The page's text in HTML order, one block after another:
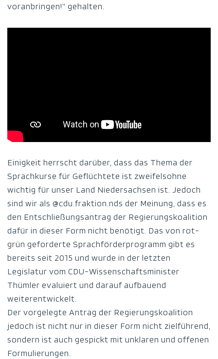
voranbringen!“ gehalten.
Einigkeit herrscht darüber, dass das Thema der
Sprachkurse für Geflüchtete ist zweifelsohne
wichtig für unser Land Niedersachsen ist. Jedoch
sind wir als @cdu.fraktion.nds der Meinung, dass es
den Entschließungsantrag der Regierungskoalition
dafür in dieser Form nicht benötigt. Das von rot-
grün geforderte Sprachförderprogramm gibt es
bereits seit 2015 und wurde in der letzten
Legislatur vom CDU-Wissenschaftsminister
Thümler evaluiert und darauf aufbauend
weiterentwickelt.
Der vorgelegte Antrag der Regierungskoalition
jedoch ist nicht nur in dieser Form nicht zielführend,
sondern ist auch gespickt mit unklaren und offenen
Formulierungen.